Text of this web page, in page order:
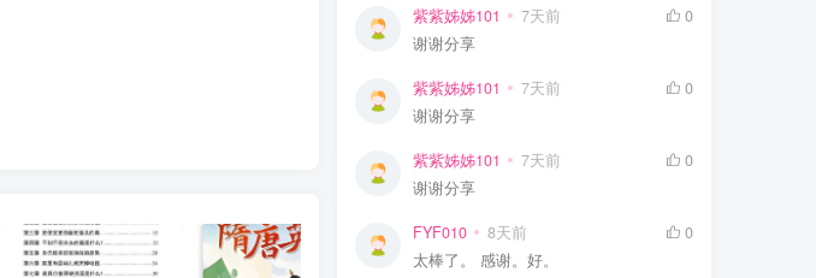
紫紫姊姊101 7天前
0
谢谢分享
紫紫姊姊101 7天前
0
谢谢分享
紫紫姊姊101 7天前
0
谢谢分享
FYF010 8天前
0
太棒了。 感谢。好。